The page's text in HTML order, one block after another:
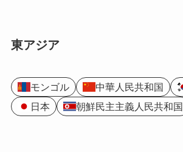
東アジア
モンゴル 中華人民共和国
日本
朝鮮民主主義人民共和国